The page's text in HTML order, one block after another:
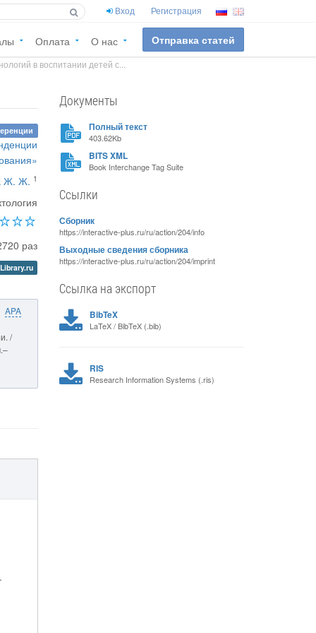
Вход Регистрация
Оплата О нас Отправка статей
в воспитании детей с...
Ж. Ж. 1
раз
APA
/
Документы
Полный текст
403.62Kb
BITS XML
Book Interchange Tag Suite
Ссылки
Сборник
https://interactive-plus.ru/ru/action/204/info
Выходные сведения сборника
https://interactive-plus.ru/ru/action/204/imprint
Ссылка на экспорт
BibTeX
LaTeX / BibTeX (.bib)
RIS
Research Information Systems (.ris)